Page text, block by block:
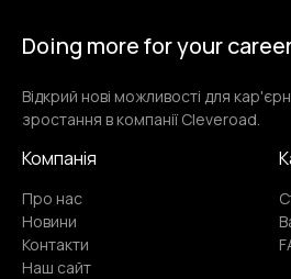
Doing more for your
Відкрий нові можливості для
зростання в компанії Cleveroad.
Компанія
Про нас
Новини
Контакти
Наш сайт